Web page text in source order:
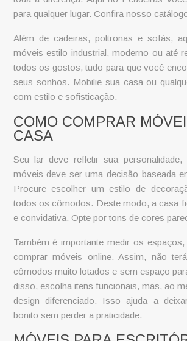
para qualquer lugar. Confira nosso
Além de cadeiras, poltronas e sofás,
móveis estilo industrial, moderno ou até
todos os gostos, tudo para que você
seus sonhos. Mobilie sua casa ou
com estilo e sofisticação.
COMO COMPRAR
CASA
Seu lar deve refletir sua personalidade,
móveis deve ser uma decisão baseada
Procure escolher um estilo de
todos os cômodos. Deste modo, a casa
e convidativa. Opte por tons de cores
Também é importante medir os espaços,
comprar móveis online. Assim, não
cômodos muito lotados e sem espaço
disso, escolha itens funcionais, mas, ao
design diferenciado. Isso ajuda a
bonito sem perder a praticidade.